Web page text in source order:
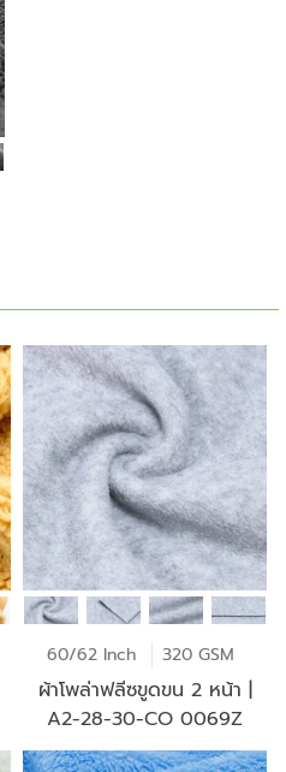
60/62 Inch 320 GSM
ผ้าโพล่าฟลีซขูดขน 2 หน้า |
A2-28-30-CO 0069Z